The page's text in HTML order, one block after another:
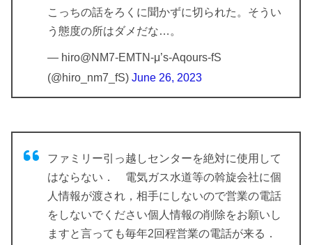
こっちの話をろくに聞かずに切られた。そうい
う態度の所はダメだな…。
— hiro@NM7-EMTN-μ’s-Aqours-fS
(@hiro_nm7_fS) June 26, 2023
ファミリー引っ越しセンターを絶対に使用して
はならない． 電気ガス水道等の斡旋会社に個
人情報が渡され，相手にしないので営業の電話
をしないでください個人情報の削除をお願いし
ますと言っても毎年2回程営業の電話が来る．